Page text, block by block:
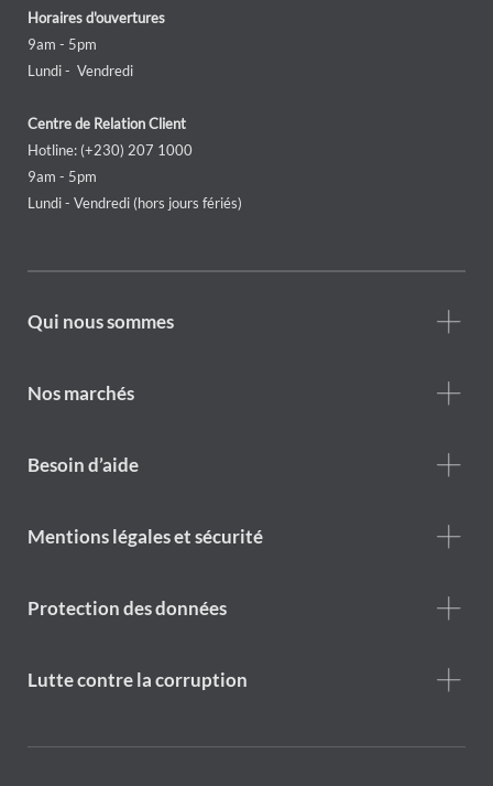
Horaires d'ouvertures
9am - 5pm
Lundi - Vendredi
Centre de Relation Client
Hotline: (+230) 207 1000
9am - 5pm
Lundi - Vendredi (hors jours fériés)
Footer
are
Qui nous sommes
Nos marchés
Footer
Besoin d’aide
Footer
Mentions légales et sécurité
Protection des données
Lutte contre la corruption